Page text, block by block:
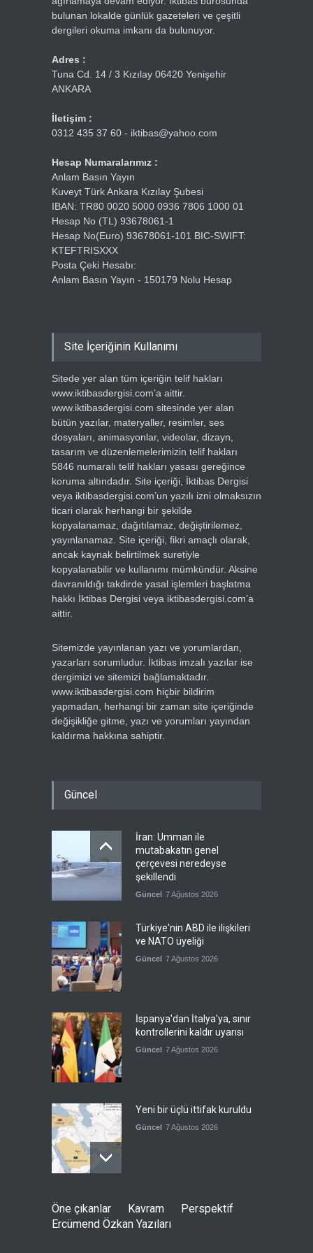
bulunan lokalde günlük gazeteleri ve çeşitli
dergileri okuma imkanı da bulunuyor.
Adres :
Tuna Cd. 14 / 3 Kızılay 06420 Yenişehir
ANKARA
İletişim :
0312 435 37 60 - iktibas@yahoo.com
Hesap Numaralarımız :
Anlam Basın Yayın
Kuveyt Türk Ankara Kızılay Şubesi
IBAN: TR80 0020 5000 0936 7806 1000 01
Hesap No (TL) 93678061-1
Hesap No(Euro) 93678061-101 BIC-SWIFT:
KTEFTRISXXX
Posta Çeki Hesabı:
Anlam Basın Yayın - 150179 Nolu Hesap
Site İçeriğinin Kullanımı
Sitede yer alan tüm içeriğin telif hakları
www.iktibasdergisi.com’a aittir.
www.iktibasdergisi.com sitesinde yer alan
bütün yazılar, materyaller, resimler, ses
dosyaları, animasyonlar, videolar, dizayn,
tasarım ve düzenlemelerimizin telif hakları
5846 numaralı telif hakları yasası gereğince
koruma altındadır. Site içeriği, İktibas Dergisi
veya iktibasdergisi.com’un yazılı izni olmaksızın
ticari olarak herhangi bir şekilde
kopyalanamaz, dağıtılamaz, değiştirilemez,
yayınlanamaz. Site içeriği, fikri amaçlı olarak,
ancak kaynak belirtilmek suretiyle
kopyalanabilir ve kullanımı mümkündür. Aksine
davranıldığı takdirde yasal işlemleri başlatma
hakkı İktibas Dergisi veya iktibasdergisi.com’a
aittir.
Sitemizde yayınlanan yazı ve yorumlardan,
yazarları sorumludur. İktibas imzalı yazılar ise
dergimizi ve sitemizi bağlamaktadır.
www.iktibasdergisi.com hiçbir bildirim
yapmadan, herhangi bir zaman site içeriğinde
değişikliğe gitme, yazı ve yorumları yayından
kaldırma hakkına sahiptir.
Güncel
İran: Umman ile
mutabakatın genel
çerçevesi neredeyse
şekillendi
Güncel 7 Ağustos 2026
Türkiye'nin ABD ile ilişkileri
ve NATO üyeliği
Güncel 7 Ağustos 2026
İspanya'dan İtalya'ya, sınır
kontrollerini kaldır uyarısı
Güncel 7 Ağustos 2026
Yeni bir üçlü ittifak kuruldu
Güncel 7 Ağustos 2026
Fransa'nın sosyal medyaya
yasak talebine ABD'den sert
cevap
Öne çıkanlar Kavram
Perspektif
Ercümend Özkan Yazıları